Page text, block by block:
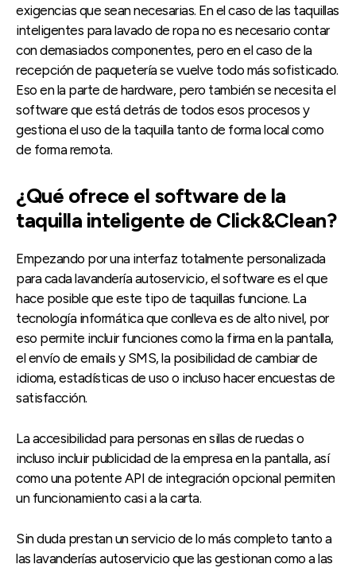
exigencias que sean necesarias. En el caso de las taquillas
inteligentes para lavado de ropa no es necesario contar
con demasiados componentes, pero en el caso de la
recepción de paquetería se vuelve todo más sofisticado.
Eso en la parte de hardware, pero también se necesita el
software que está detrás de todos esos procesos y
gestiona el uso de la taquilla tanto de forma local como
de forma remota.
¿Qué ofrece el software de la
taquilla inteligente de Click&Clean?
Empezando por una interfaz totalmente personalizada
para cada lavandería autoservicio, el software es el que
hace posible que este tipo de taquillas funcione. La
tecnología informática que conlleva es de alto nivel, por
eso permite incluir funciones como la firma en la pantalla,
el envío de emails y SMS, la posibilidad de cambiar de
idioma, estadísticas de uso o incluso hacer encuestas de
satisfacción.
La accesibilidad para personas en sillas de ruedas o
incluso incluir publicidad de la empresa en la pantalla, así
como una potente API de integración opcional permiten
un funcionamiento casi a la carta.
Sin duda prestan un servicio de lo más completo tanto a
las lavanderías autoservicio que las gestionan como a las